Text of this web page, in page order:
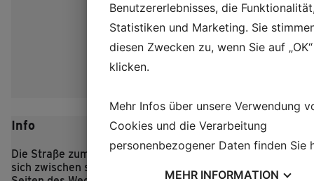
Info
Die Straße zum eisenzeitlichen Dorf Lethra schlängelt
sich zwischen sanften Hügeln hindurch, und zu beiden
Benutzererlebnisses, die
Statistiken und Marketing. Sie
diesen Zwecken zu, wenn Sie auf „OK“
klicken.
Mehr Infos über unsere Verwendung
Cookies und die Verarbeitung
personenbezogener Daten finden Sie
MEHR INFORMATION